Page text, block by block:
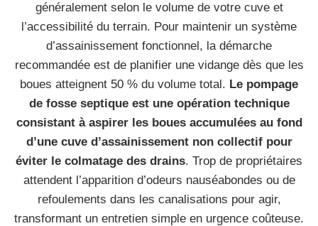
généralement selon le volume de votre cuve et
l’accessibilité du terrain. Pour maintenir un système
d’assainissement fonctionnel, la démarche
recommandée est de planifier une vidange dès que les
boues atteignent 50 % du volume total. Le pompage
de fosse septique est une opération technique
consistant à aspirer les boues accumulées au fond
d’une cuve d’assainissement non collectif pour
éviter le colmatage des drains. Trop de propriétaires
attendent l’apparition d’odeurs nauséabondes ou de
refoulements dans les canalisations pour agir,
transformant un entretien simple en urgence coûteuse.